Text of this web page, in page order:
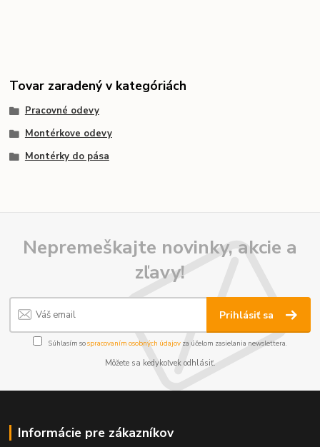
Tovar zaradený v kategóriách
Pracovné odevy
Montérkove odevy
Montérky do pása
Nepremeškajte novinky, akcie a
zľavy!
Prihlásiť sa
Súhlasím sospracovaním osobných údajov za účelom zasielania newslettera.
Môžete sa kedykoľvek odhlásiť.
Informácie pre zákazníkov